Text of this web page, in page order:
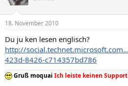
18. November 2010
Du ju ken lesen englisch?
http://
423d-8426-c714357bd786
Gruß moquai Ich leiste keinen